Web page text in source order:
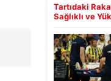
Tartıdaki
Sağlıklı ve